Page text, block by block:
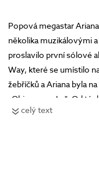
Popová megastar
několika muzikálovými
proslavilo první sólové
Way, které se umístilo
žebříčků a Ariana byla
„Objevem roku". Od té
a prestižní ocenění
parfémový debut - Ari
sama umělkyně a
celý text